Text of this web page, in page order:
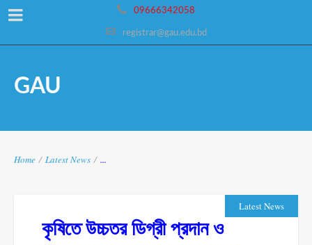
09666342058
registrar@gau.edu.bd
GAU
Home / Latest News / ...
Latest News
কৃষিতে উচ্চতর ডিগ্রী প্রদান ও